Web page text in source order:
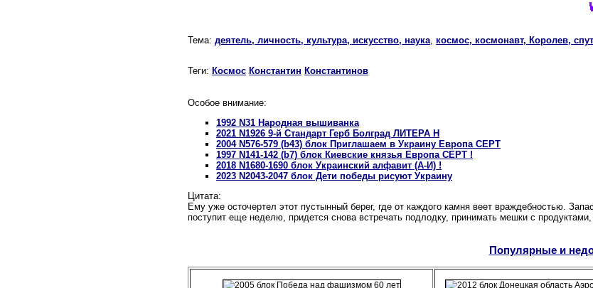
Тема: деятель, личность, культура, искусство, наука космос, космонавт, Королев,
Теги: Космос Константин Константинов
Особое внимание:
1992 N31 Народная вышиванка
2021 N1926 9-й Стандарт Герб Болград ЛИТЕРА H
2004 N576-579 (b43) блок Приглашаем в Украину Европа CEPT
1997 N141-142 (b7) блок Киевские князья Европа CEPT !
2018 N1680-1690 блок Украинский алфавит (А-И) !
2023 N2043-2047 блок Дети победы рисуют Украину
Цитата:
Ему уже осточертел этот пустынный берег, где от каждого камня веет враждебностью.
поступит еще неделю, придется снова встречать подлодку, принимать мешки с продуктами,
Популярные и